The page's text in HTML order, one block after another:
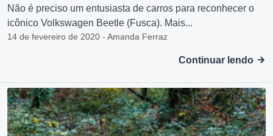
Não é preciso um entusiasta de carros para reconhecer o
icônico Volkswagen Beetle (Fusca). Mais...
14 de fevereiro de 2020 - Amanda Ferraz
Continuar lendo